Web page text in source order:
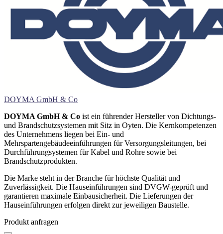
DOYMA GmbH & Co
DOYMA GmbH & Co ist ein führender Hersteller von Dichtungs-
und Brandschutzsystemen mit Sitz in Oyten. Die Kernkompetenzen
des Unternehmens liegen bei Ein- und
Mehrspartengebäudeeinführungen für Versorgungsleitungen, bei
Durchführungsystemen für Kabel und Rohre sowie bei
Brandschutzprodukten.
Die Marke steht in der Branche für höchste Qualität und
Zuverlässigkeit. Die Hauseinführungen sind DVGW-geprüft und
garantieren maximale Einbausicherheit. Die Lieferungen der
Hauseinführungen erfolgen direkt zur jeweiligen Baustelle.
Produkt anfragen